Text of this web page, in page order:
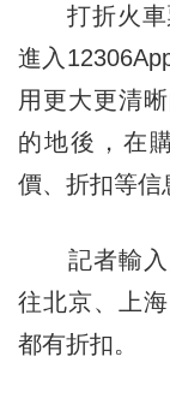
打折火車
進入
用更大更清
的地後，在
價、折扣等信
記者輸入
往北京、上
都有折扣。